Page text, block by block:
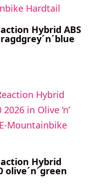
Hybrid ABS
Hybrid
olive´n´green